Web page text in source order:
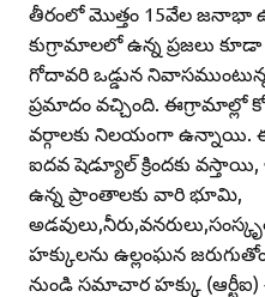
తీరంలో మొత్తం 15వేల జనాభా
కుగ్రామాలలో ఉన్న ప్రజలు కూడా
గోదావరి ఒడ్డున
ప్రమాదం వచ్చింది.
వర్గాలకు నిలయంగా ఉన్నాయి.
ఐదవ షెడ్యూల్‌ క్రిందకు
ఉన్న ప్రాంతాలకు వారి భూమి,
హక్కులను ఉల్లంఘన
నుండి సమాచార హక్కు (ఆర్టీఐ)